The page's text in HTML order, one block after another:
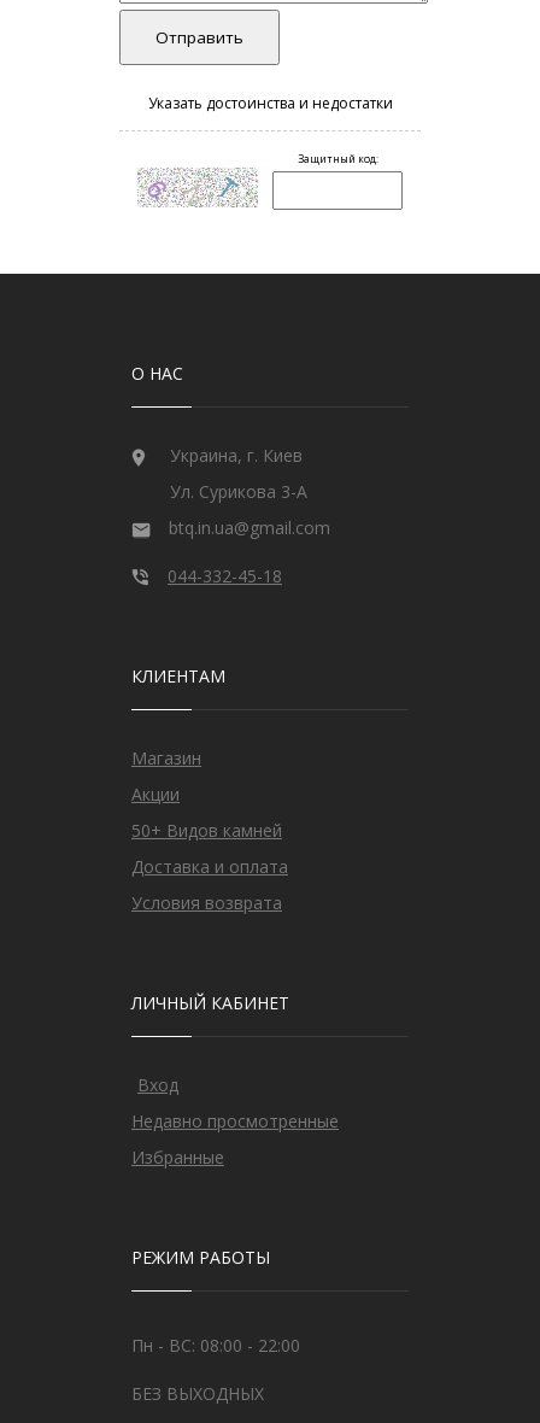
О НАС
Украина, г. Киев
Ул. Сурикова 3-А
btq.in.ua@gmail.com
044-332-45-18
КЛИЕНТАМ
Магазин
Акции
50+ Видов камней
Доставка и оплата
Условия возврата
ЛИЧНЫЙ КАБИНЕТ
Вход
Недавно просмотренные
Избранные
РЕЖИМ РАБОТЫ
Пн - ВС: 08:00 - 22:00
БЕЗ ВЫХОДНЫХ